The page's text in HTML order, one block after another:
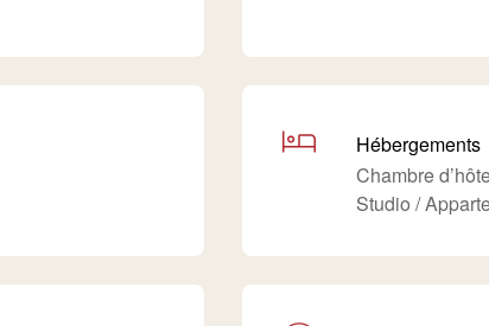
Hébergements
Chambre
Studio /